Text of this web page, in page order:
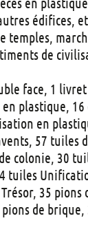
édifices,
temples,
de
face, 1
plastique,
en
57 tuiles
colonie, 30
tuiles
35 pions
de brique,